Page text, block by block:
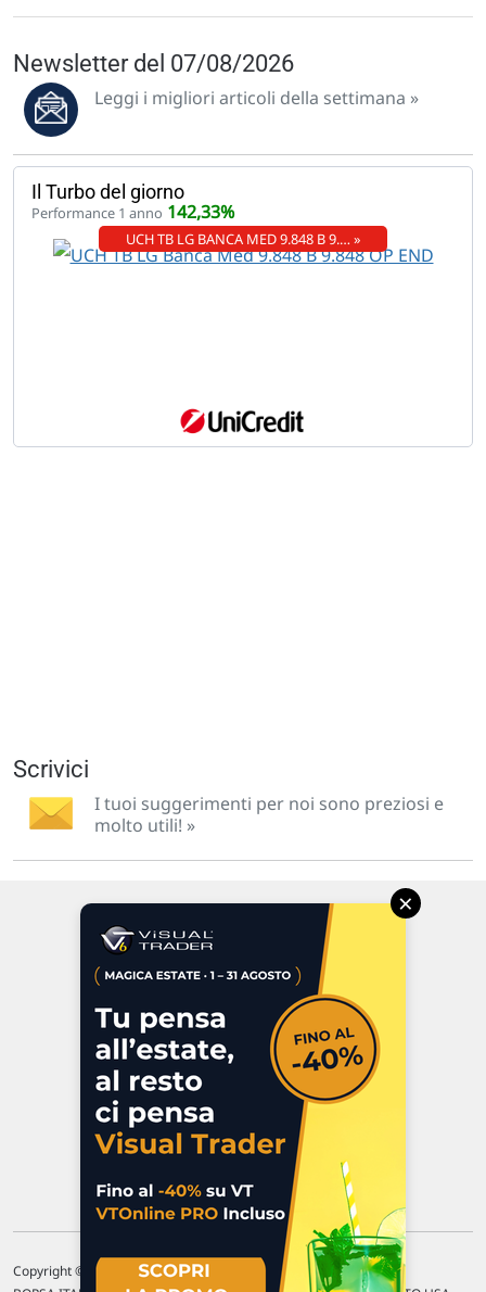
Newsletter del 07/08/2026
Leggi i migliori articoli della settimana »
Il Turbo del giorno
Performance 1 anno 142,33%
UCH TB LG BANCA MED 9.848 B 9.… »
Scrivici
I tuoi suggerimenti per noi sono preziosi e
molto utili! »
47923 Rimini
P.IVA 02 452 460 401
Chi siamo
Commenti e segnalazioni
Contattaci
Copyright © 1996-2026 Traderlink Italia s.r.l.
×